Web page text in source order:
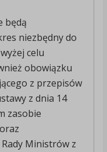
będą
niezbędny do
celu
obowiązku
z przepisów
z dnia 14
zasobie
Ministrów z